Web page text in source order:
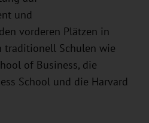
und
vorderen Plätzen in
traditionell Schulen wie
of Business, die
School und die Harvard